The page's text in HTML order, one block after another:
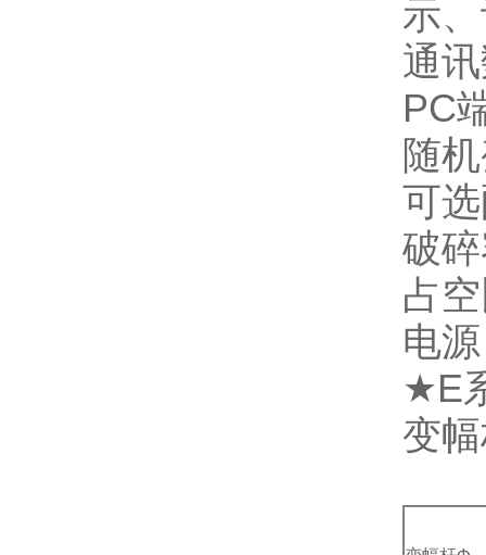
示
通
PC
随
可
破
占
电
★E
变